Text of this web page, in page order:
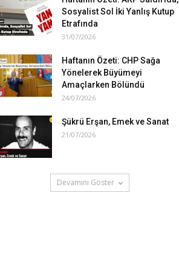
Sosyalist Sol İki Yanlış Kutup
Etrafında
31/07/2026
Haftanın Özeti: CHP Sağa
Yönelerek Büyümeyi
Amaçlarken Bölündü
24/07/2026
Şükrü Erşan, Emek ve Sanat
21/07/2026
Devamını Göster